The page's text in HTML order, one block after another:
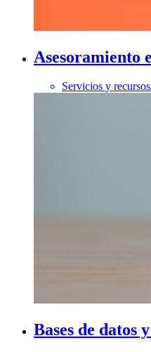
Asesoramiento
Servicios y recursos
Bases de datos